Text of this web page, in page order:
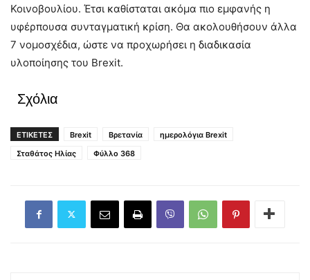
Κοινοβουλίου. Έτσι καθίσταται ακόμα πιο εμφανής η
υφέρπουσα συνταγματική κρίση. Θα ακολουθήσουν άλλα
7 νομοσχέδια, ώστε να προχωρήσει η διαδικασία
υλοποίησης του Brexit.
Σχόλια
ΕΤΙΚΕΤΕΣ Brexit Βρετανία
ημερολόγια Brexit
Σταθάτος Ηλίας
Φύλλο 368